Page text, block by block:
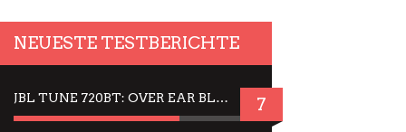
NEUESTE TESTBERICHTE
JBL TUNE 720BT: OVER EAR BLUETOOTH KOPFHÖRER UM DIE 50,-€ IM DAUER-TEST 7